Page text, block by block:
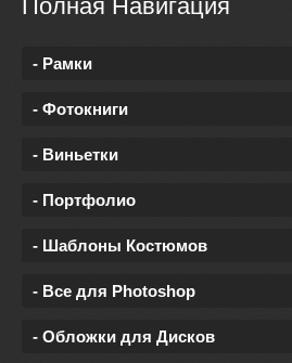
Полная Навигация
- Рамки
- Фотокниги
- Виньетки
- Портфолио
- Шаблоны Костюмов
- Все для Photoshop
- Обложки для Дисков